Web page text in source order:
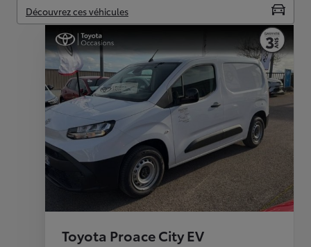
Découvrez ces véhicules
Toyota Proace City EV